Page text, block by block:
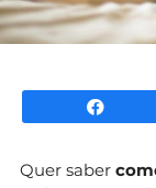
Quer saber